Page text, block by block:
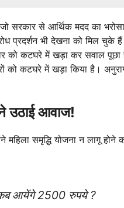
सरकार से आर्थिक मदद का
प्रदर्शन भी देखना को मिल
कटघरे में खड़ा कर सवाल पूछा
को कटघरे में खड़ा किया है।
आवाज!
समृद्धि योजना न लागू
कब आयेंगे 2500 रुपये ?